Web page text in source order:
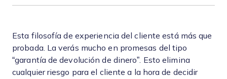
Esta filosofía de experiencia del cliente está más que
probada. La verás mucho en promesas del tipo
“garantía de devolución de dinero”. Esto elimina
cualquier riesgo para el cliente a la hora de decidir